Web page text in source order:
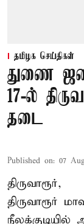
தமிழக செய்திகள்
துணை
17-ல்
தடை
Published on: 07
திருவாரூர்,
திருவாரூர்
நீலக்குடியில்